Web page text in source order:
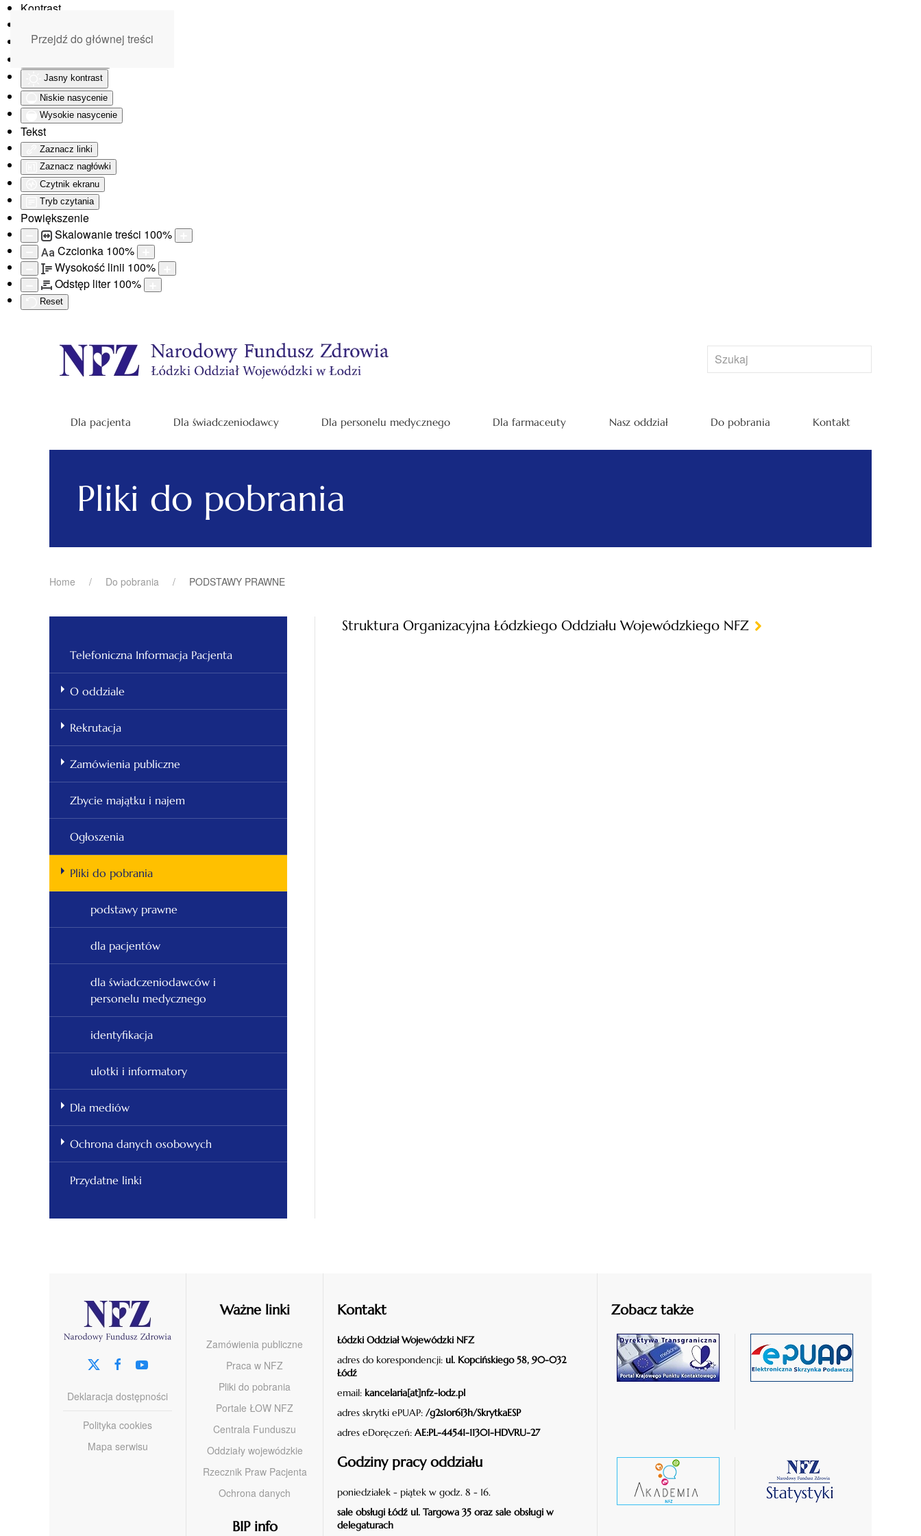
Kontrast
Monochromatyczny
Jasny kontrast
Niskie nasycenie
Wysokie nasycenie
Tekst
Zaznacz linki
Zaznacz nagłówki
Czytnik ekranu
Tryb czytania
Powiększenie
Skalowanie treści 100%
Aa Czcionka 100%
Wysokość linii 100%
Odstęp liter100%
Reset
Przejdź do głównej treści
Dla pacjenta Dla świadczeniodawcy Dla personelu medycznego Dla farmaceuty Nasz oddział Do pobrania Kontakt
Pliki do pobrania
Home Do pobrania PODSTAWY PRAWNE
Struktura Organizacyjna Łódzkiego Oddziału Wojewódzkiego NFZ
Telefoniczna Informacja Pacjenta
O oddziale
Rekrutacja
Zamówienia publiczne
Zbycie majątku i najem
Ogłoszenia
Pliki do pobrania
podstawy prawne
dla pacjentów
dla świadczeniodawców i
personelu medycznego
identyfikacja
ulotki i informatory
Dla mediów
Ochrona danych osobowych
Przydatne linki
Deklaracja dostępności
Polityka cookies
Mapa serwisu
Ważne linki
Zamówienia publiczne
Praca w NFZ
Pliki do pobrania
Portale ŁOW NFZ
Centrala Funduszu
Oddziały wojewódzkie
Rzecznik Praw Pacjenta
Ochrona danych
BIP info
Kontakt
Łódzki Oddział Wojewódzki NFZ
adres do korespondencji: ul. Kopcińskiego 58, 90-032
Łódź
email: kancelaria[at]nfz-lodz.pl
adres skrytki ePUAP: /g2s1or6i3h/SkrytkaESP
adres eDoręczeń: AE:PL-44541-11301-HDVRU-27
Godziny pracy oddziału
poniedziałek - piątek w godz. 8 - 16.
sale obsługi Łódź ul. Targowa 35 oraz sale obsługi w
delegaturach
Zobacz także
czytaj
czytaj
czytaj
czytaj